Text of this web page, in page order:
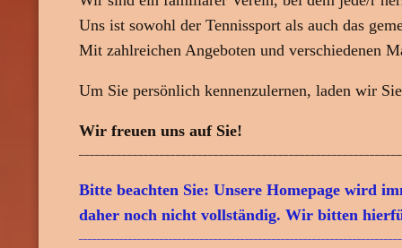
Uns ist sowohl der Tennissport als auch das
Mit zahlreichen Angeboten und verschiedenen
Um Sie persönlich kennenzulernen, laden wir
Wir freuen uns auf Sie!
Bitte beachten Sie: Unsere Homepage wird
daher noch nicht vollständig. Wir bitten